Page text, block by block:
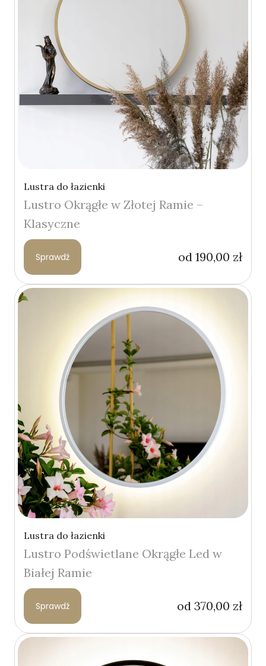
Lustra do łazienki
Lustro Okrągłe w Złotej Ramie –
Klasyczne
Sprawdź od 190,00 zł
Lustra do łazienki
Lustro Podświetlane Okrągłe Led w
Białej Ramie
Sprawdź od 370,00 zł